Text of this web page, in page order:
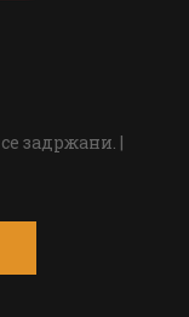
задржани. |